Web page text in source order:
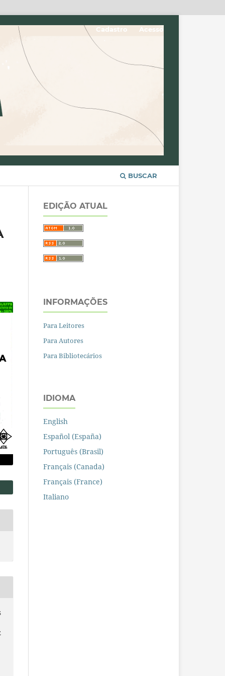
BUSCAR
Cadastro Acesso
EDIÇÃO ATUAL
INFORMAÇÕES
Para Leitores
Para Autores
Para Bibliotecários
IDIOMA
English
Español (España)
Português (Brasil)
Français (Canada)
Français (France)
Italiano